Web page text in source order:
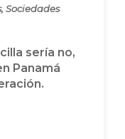
, Sociedades
sería no,
Panamá